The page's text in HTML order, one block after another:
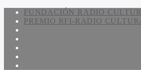
FUNDACIÓN RADIO
PREMIO RFI-RADIO